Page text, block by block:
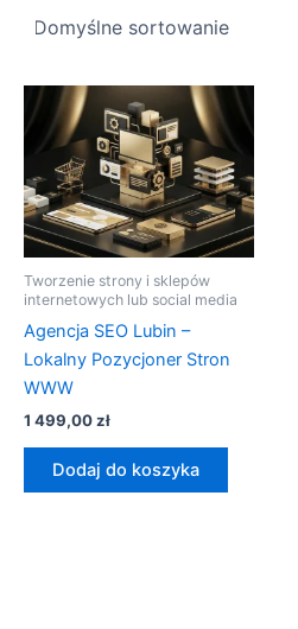
Tworzenie strony i sklepów
internetowych lub social media
Agencja SEO Lubin –
Lokalny Pozycjoner Stron
WWW
1 499,00zł
Dodaj do koszyka